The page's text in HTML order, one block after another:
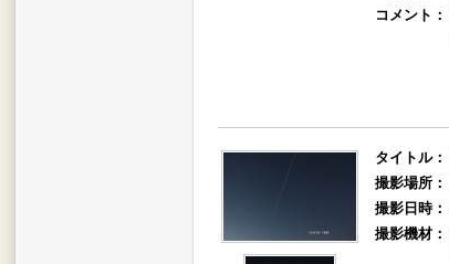
コメント：
タイトル：
撮影場所：
撮影日時：
撮影機材：